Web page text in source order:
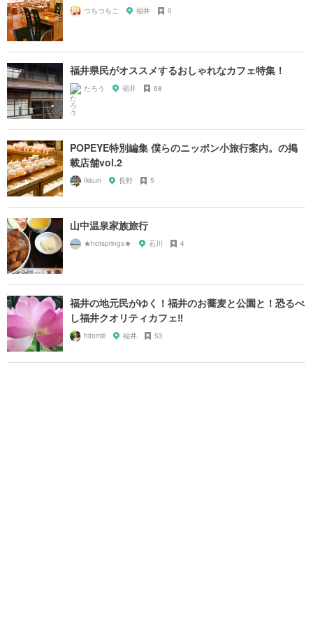
つちつちこ 福井 0
福井県民がオススメするおしゃれなカフェ特集！
たろう 福井 68
POPEYE特別編集 僕らのニッポン小旅行案内。の掲
載店舗vol.2
Ikkun 長野 5
山中温泉家族旅行
★hotsprings★ 石川 4
福井の地元民がゆく！福井のお蕎麦と公園と！恐るべ
し福井クオリティカフェ‼︎
hitomiii 福井 53